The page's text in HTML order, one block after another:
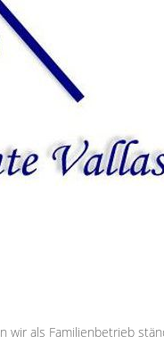
wir als Familienbetrieb